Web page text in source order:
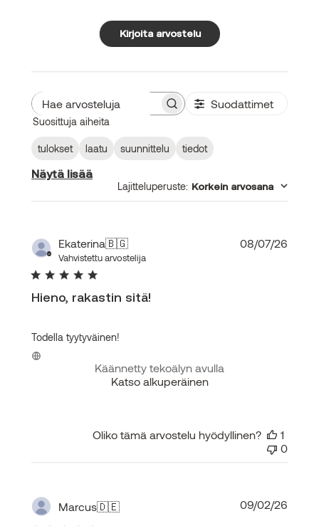
Kirjoita arvostelu
Hae
arvosteluja
Suodattimet
Suosittuja aiheita
tulokset laatu suunnittelu tiedot
Näytä lisää
Lajitteluperuste: Korkein arvosana
Ekaterina🇧🇬
Vahvistettu arvostelija
Hieno, rakastin sitä!
Todella tyytyväinen!
Käännetty tekoälyn avulla
Katso alkuperäinen
08/07/26
Oliko tämä arvostelu hyödyllinen?
1
0
Marcus🇩🇪 09/02/26